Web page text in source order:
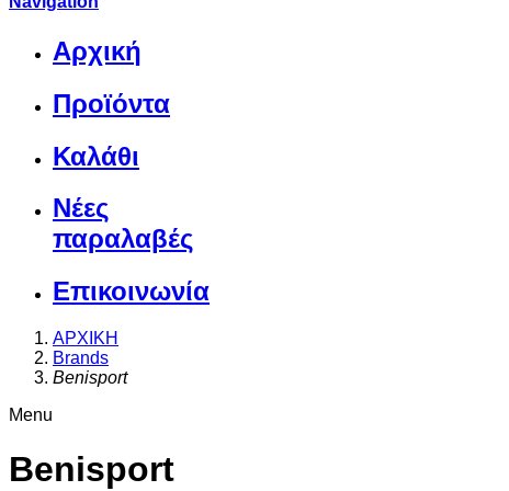
Αρχική
Προϊόντα
Καλάθι
Νέες
παραλαβές
Επικοινωνία
ΑΡΧΙΚΗ
Brands
Benisport
Menu
Benisport